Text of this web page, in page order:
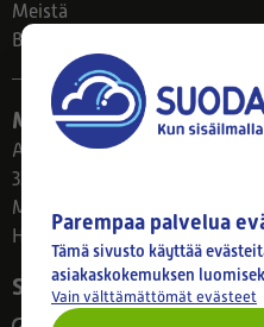
Meistä
Blogi
Myymälä
Ahlmanintie 61
33800 Tampere
Ma–Pe 8–17
Huom! Myymälän
Seuraa meitä
Parempaa palvelua
Tämä sivusto käyttää
asiakaskokemuksen
Vain välttämättömät evästeet